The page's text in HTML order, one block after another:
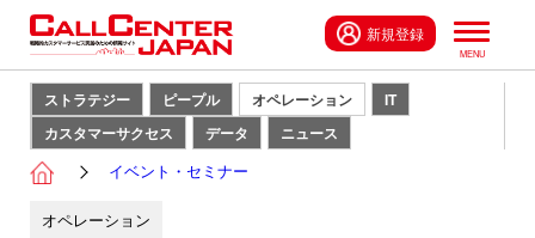
新規登録
ストラテジー ピープル オペレーション
IT
カスタマーサクセス
データ ニュース
イベント・セミナー
オペレーション